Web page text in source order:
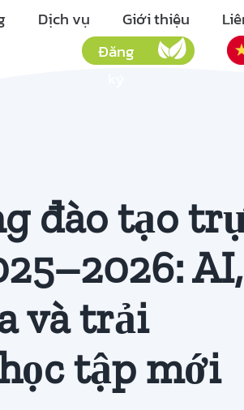
Dịch vụ Giới thiệu
Đăng
đào tạo
và trải
tập mới